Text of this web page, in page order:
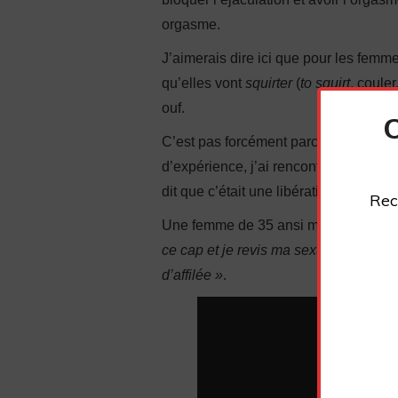
orgasme.
J’aimerais dire ici que pour les
qu’elles vont squirter(to squirt,
ouf.
C’est pas forcément parce qu’elles
d’expérience, j’ai rencontré des
dit que c’était une libération dans leur
Une femme de 35 ansi m’a confié
ce cap et je revis ma sexualité,
d’affilée ».